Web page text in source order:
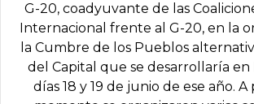
G-20, coadyuvante de las
Internacional frente al G-20, en la
la Cumbre de los Pueblos
del Capital que se desarrollaría en
días 18 y 19 de junio de ese año.